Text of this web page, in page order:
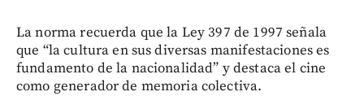
La norma recuerda que la Ley 397 de 1997 señala
que “la cultura en sus diversas manifestaciones es
fundamento de la nacionalidad” y destaca el cine
como generador de memoria colectiva.